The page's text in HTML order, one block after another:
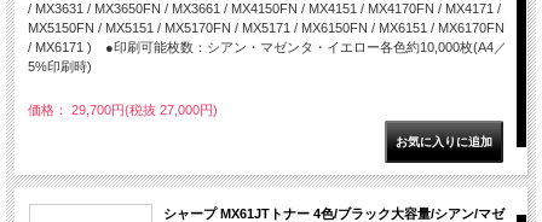
/ MX3631 / MX3650FN / MX3661 / MX4150FN / MX4151 / MX4170FN / MX4171 /
MX5150FN / MX5151 / MX5170FN / MX5171 / MX6150FN / MX6151 / MX6170FN
/ MX6171 ) ●印刷可能枚数：シアン・マゼンタ・イエロー各色約10,000枚(A4／
5%印刷時)
価格： 29,700円(税抜 27,000円)
シャープ MX61JTトナー 4色/ブラック大容量/シアン/マゼ